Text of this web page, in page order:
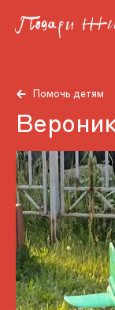
Помочь детям